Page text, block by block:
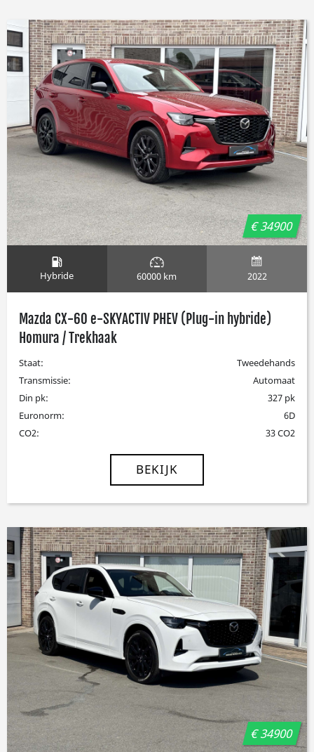
€ 34900
Hybride 60000 km 2022
Mazda CX-60 e-SKYACTIV PHEV (Plug-in hybride)
Homura / Trekhaak
Staat:
Tweedehands
Transmissie:
Automaat
Din pk:
327 pk
Euronorm:
6D
CO2:
33 CO2
BEKIJK
€ 34900